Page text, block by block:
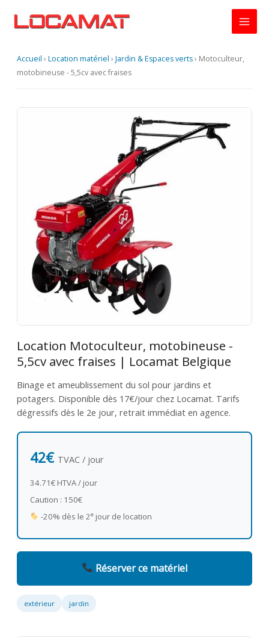
Accueil › Location matériel › Jardin & Espaces verts› Motoculteur,
motobineuse - 5,5cv avec fraises
Location Motoculteur, motobineuse -
5,5cv avec fraises | Locamat Belgique
Binage et ameublissement du sol pour jardins et
potagers. Disponible dès 17€/jour chez Locamat. Tarifs
dégressifs dès le 2e jour, retrait immédiat en agence.
42€ TVAC / jour
34.71€ HTVA / jour
Caution : 150€
-20% dès le 2ejour de location
Réserver ce matériel
extérieur jardin